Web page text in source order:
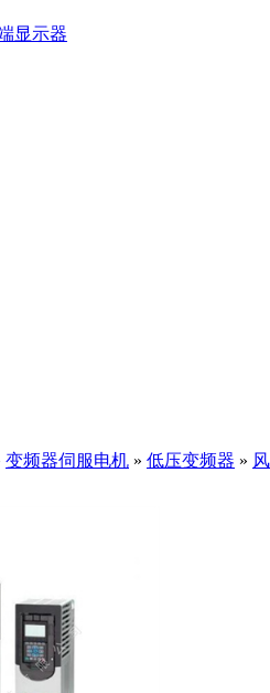
显示器
变频器伺服电机 » 低压变频器 »